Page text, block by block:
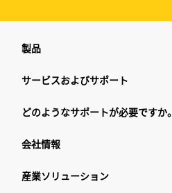
製品
サービスおよびサポート
どのようなサポートが必要ですか。
会社情報
産業ソリューション